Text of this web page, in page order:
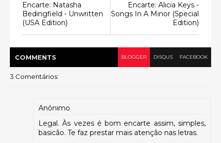
Encarte: Alicia Keys -
Songs In A Minor (Special
Edition)
Encarte: Natasha
Bedingfield - Unwritten
(USA Edition)
COMMENTS BLOGGER DISQUS FACEBOOK
3 Comentários:
Anônimo
Legal. Às vezes é bom encarte assim, simples,
basicão. Te faz prestar mais atenção nas letras.